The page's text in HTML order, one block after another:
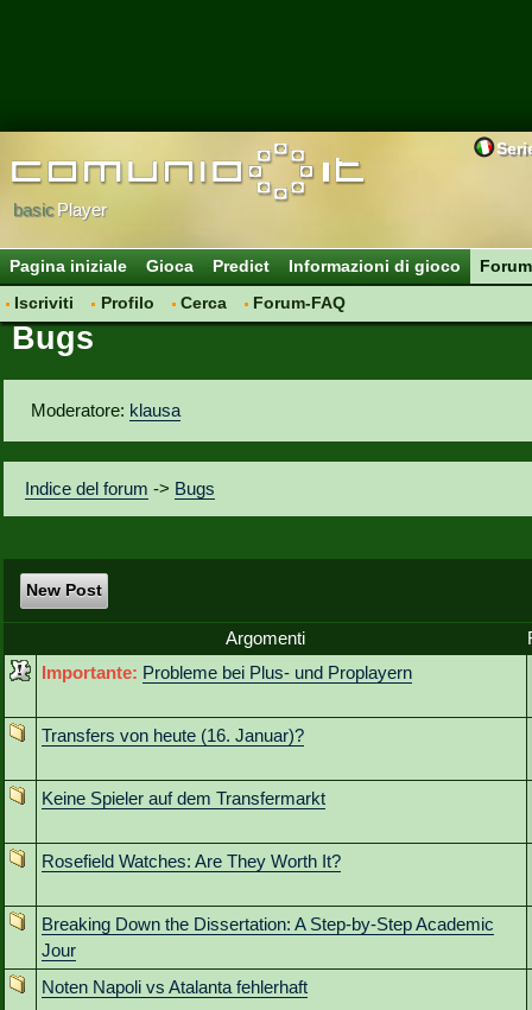
basicPlayer
Pagina iniziale Gioca Predict Informazioni di gioco
Forum
Iscriviti
Profilo Cerca Forum-FAQ
Bugs
Moderatore: klausa
Indice del forum -> Bugs
New Post
Argomenti
Importante: Probleme bei Plus- und Proplayern
Transfers von heute (16. Januar)?
Keine Spieler auf dem Transfermarkt
Rosefield Watches: Are They Worth It?
Breaking Down the Dissertation: A Step-by-Step Academic
Jour
Noten Napoli vs Atalanta fehlerhaft